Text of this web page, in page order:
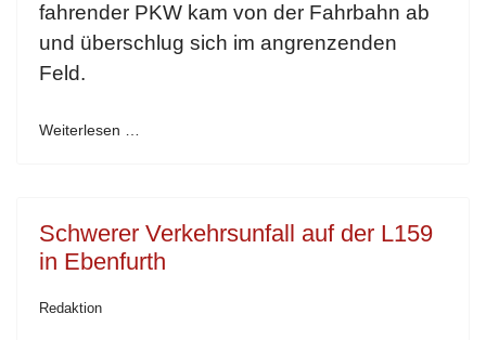
fahrender PKW kam von der Fahrbahn ab
und überschlug sich im angrenzenden
Feld.
Weiterlesen …
Schwerer Verkehrsunfall auf der L159
in Ebenfurth
Redaktion